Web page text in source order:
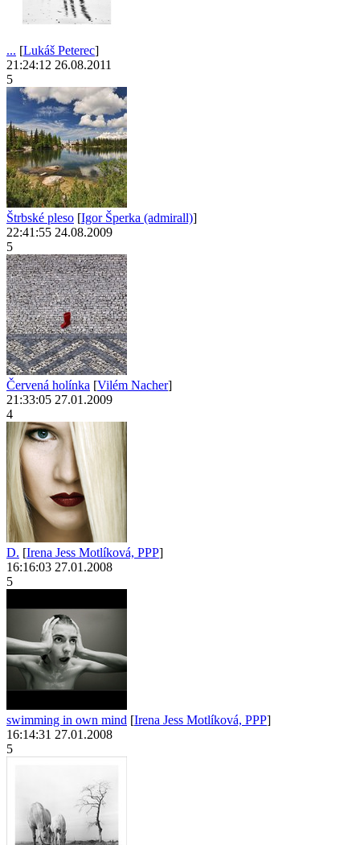
... [Lukáš Peterec]
21:24:12 26.08.2011
5
Štrbské pleso [Igor Šperka (admirall)]
22:41:55 24.08.2009
5
Červená holínka [Vilém Nacher]
21:33:05 27.01.2009
4
D. [Irena Jess Motlíková, PPP]
16:16:03 27.01.2008
5
swimming in own mind [Irena Jess Motlíková, PPP]
16:14:31 27.01.2008
5